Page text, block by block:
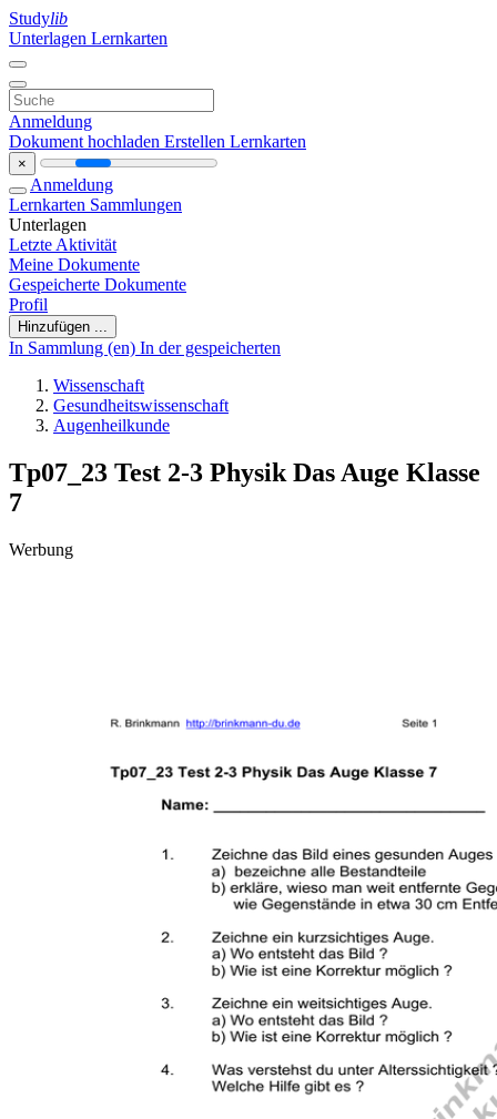
Studylib
Unterlagen Lernkarten
Anmeldung
Dokument hochladen Erstellen Lernkarten
×
Anmeldung
Lernkarten Sammlungen
Unterlagen
Letzte Aktivität
Meine Dokumente
Gespeicherte Dokumente
Profil
Hinzufügen ...
In Sammlung (en) In der gespeicherten
Wissenschaft
Gesundheitswissenschaft
Augenheilkunde
Tp07_23 Test 2-3 Physik Das Auge Klasse
7
Werbung